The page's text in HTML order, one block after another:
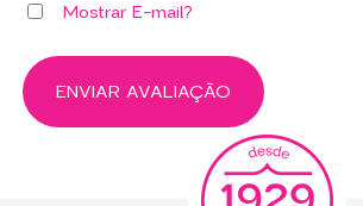
Mostrar E-mail?
ENVIAR AVALIAÇÃO